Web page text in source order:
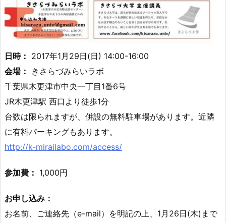
日時： 2017年1月29日(日) 14:00-16:00
会場：
きさらづみらいラボ
千葉県木更津市中央一丁目1番6号
JR木更津駅 西口より徒歩1分
台数は限られますが、併設の無料駐車場があります。近隣
に有料パーキングもあります。
http://k-mirailabo.com/access/
参加費： 1,000円
お申し込み：
お名前、ご連絡先（e-mail）を明記の上、1月26日(木)まで